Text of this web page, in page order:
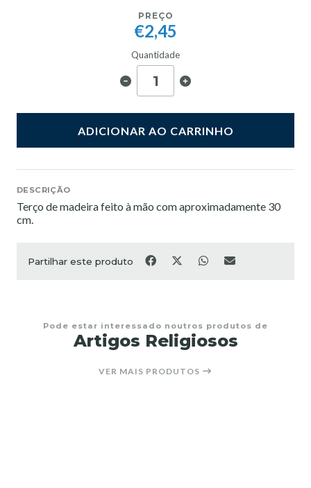
PREÇO
€2,45
Quantidade
ADICIONAR AO CARRINHO
DESCRIÇÃO
Terço de madeira feito à mão com aproximadamente 30
cm.
Partilhar este produto
Pode estar interessado noutros produtos de
Artigos Religiosos
VER MAIS PRODUTOS